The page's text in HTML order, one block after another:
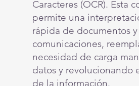
Caracteres (OCR). Esta
permite una
rápida de documentos y
comunicaciones,
necesidad de carga
datos y revolucionando
de la información.